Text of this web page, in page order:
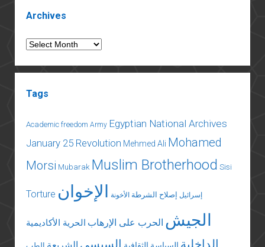
Archives
Archives
Tags
Academic freedom Army Egyptian National Archives
January 25 Revolution Mehmed Ali Mohamed
Morsi Mubarak Muslim Brotherhood Sisi
Torture إسرائيل إصلاح الشرطة الأخونة الإخوان
الجيش الحرب على الإرهاب الحرية الأكاديمية
الداخلية السياسة الثقافية السيسي